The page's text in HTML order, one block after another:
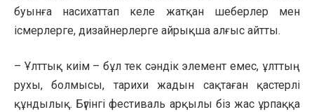
буынға насихаттап келе жатқан шеберлер мен
ісмерлерге, дизайнерлерге айрықша алғыс айтты.
– Ұлттық киім – бұл тек сәндік элемент емес, ұлттың
рухы, болмысы, тарихи жадын сақтаған қастерлі
құндылық. Бүгінгі фестиваль арқылы біз жас ұрпаққа